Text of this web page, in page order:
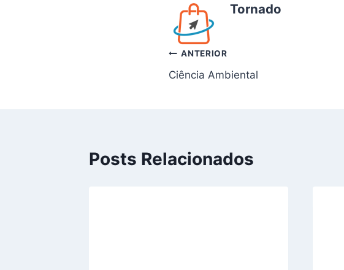
Tornado
Navegação
de
ANTERIOR
Ciência Ambiental
Posts Relacionados